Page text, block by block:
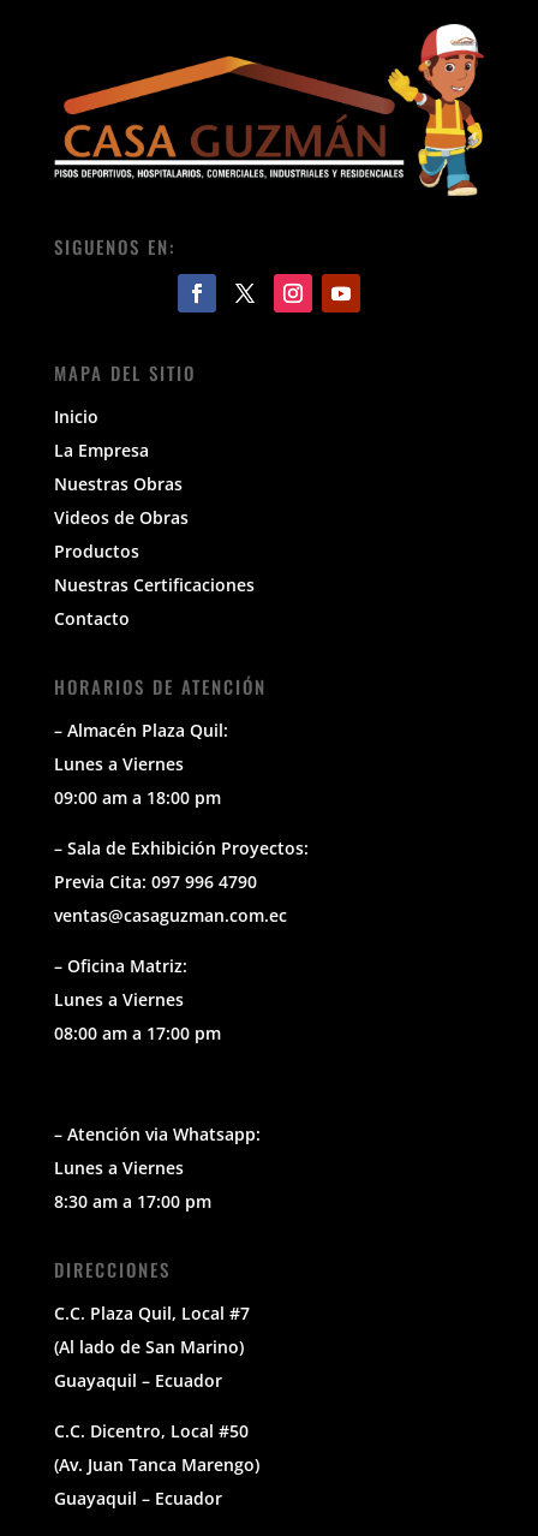
SIGUENOS EN:
MAPA DEL SITIO
Inicio
La Empresa
Nuestras Obras
Videos de Obras
Productos
Nuestras Certificaciones
Contacto
HORARIOS DE ATENCIÓN
– Almacén Plaza Quil:
Lunes a Viernes
09:00 am a 18:00 pm
– Sala de Exhibición Proyectos:
Previa Cita: 097 996 4790
ventas@casaguzman.com.ec
– Oficina Matriz:
Lunes a Viernes
08:00 am a 17:00 pm
– Atención via Whatsapp:
Lunes a Viernes
8:30 am a 17:00 pm
DIRECCIONES
C.C. Plaza Quil, Local #7
(Al lado de San Marino)
Guayaquil – Ecuador
C.C. Dicentro, Local #50
(Av. Juan Tanca Marengo)
Guayaquil – Ecuador